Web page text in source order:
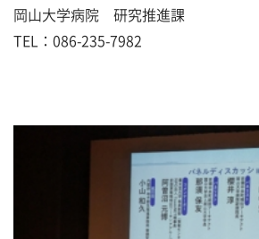
岡山大学病院 研究推進課
TEL：086-235-7982